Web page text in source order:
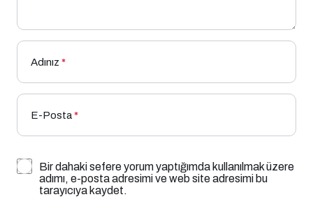
Adınız *
E-Posta*
Bir dahaki sefere yorum yaptığımda kullanılmak üzere
adımı, e-posta adresimi ve web site adresimi bu
tarayıcıya kaydet.